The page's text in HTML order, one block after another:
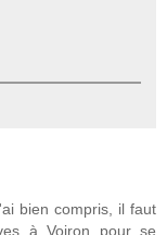
bien compris, il faut
à Voiron pour se